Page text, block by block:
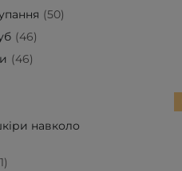
50
46
46
навколо